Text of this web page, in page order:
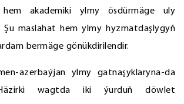
hem akademiki ylmy ösdürmäge uly
Şu maslahat hem ylmy hyzmatdaşlygyň
bermäge gönükdirilendir.
azerbaýjan ylmy gatnaşyklaryna-da
wagtda iki ýurduň döwlet